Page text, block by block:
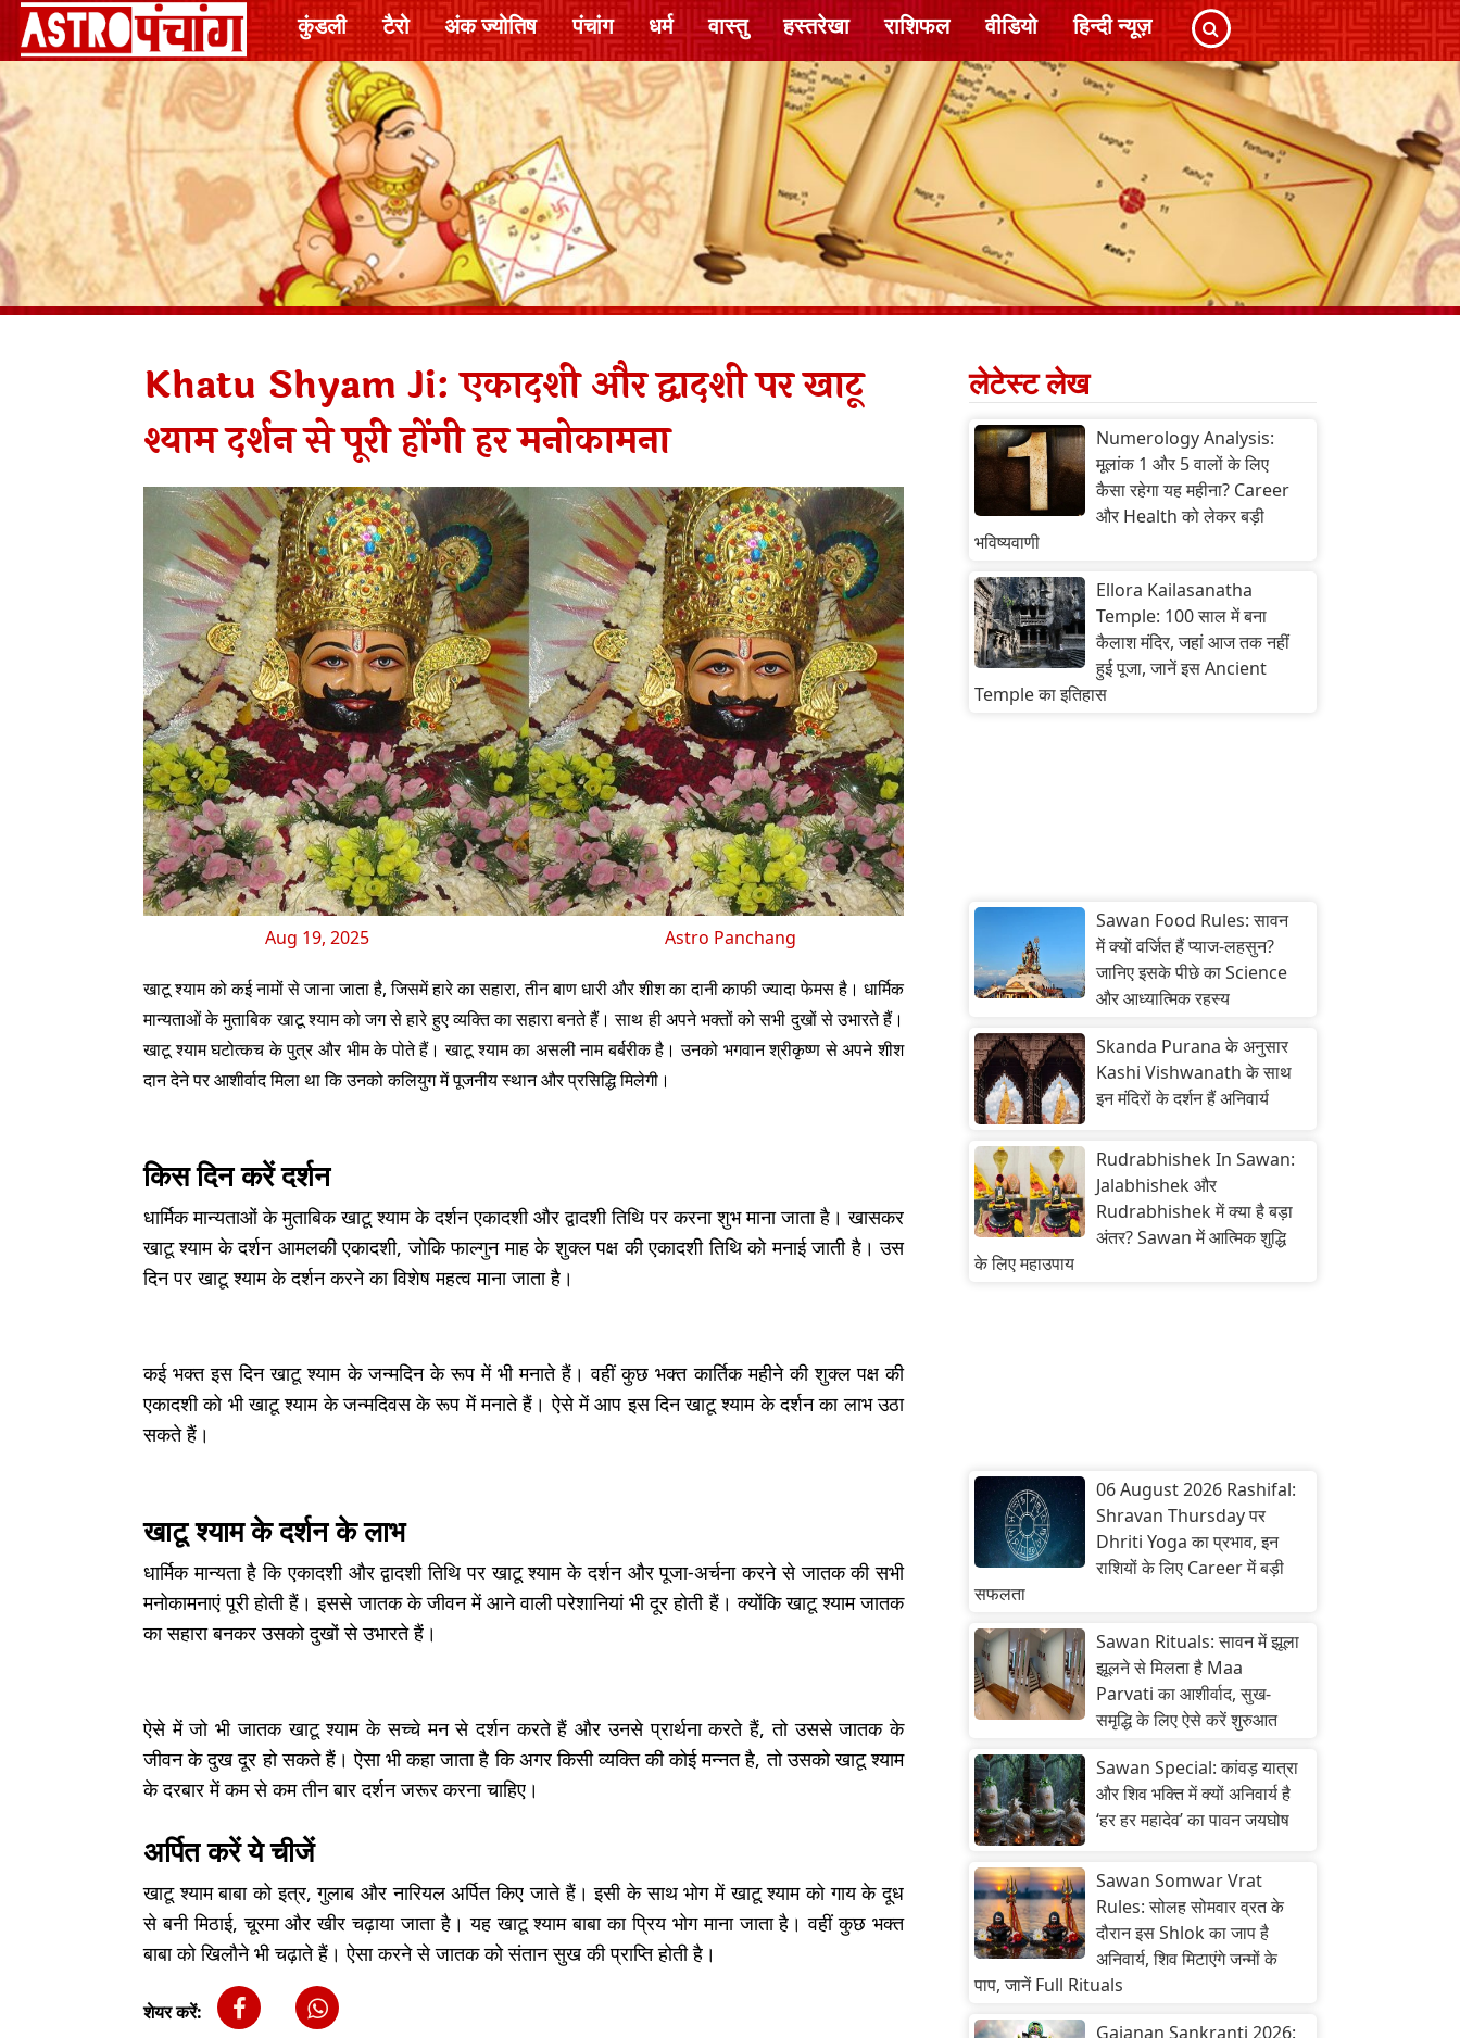
कुंडली टैरो अंक ज्योतिष पंचांग धर्म वास्तु हस्तरेखा राशिफल वीडियो हिन्दी न्यूज़
Khatu Shyam Ji: एकादशी और द्वादशी पर खाटू
श्याम दर्शन से पूरी होंगी हर मनोकामना
Aug 19, 2025 Astro Panchang
खाटू श्याम को कई नामों से जाना जाता है, जिसमें हारे का सहारा, तीन बाण धारी और शीश का दानी काफी ज्यादा फेमस है। धार्मिक
मान्यताओं के मुताबिक खाटू श्याम को जग से हारे हुए व्यक्ति का सहारा बनते हैं। साथ ही अपने भक्तों को सभी दुखों से उभारते हैं।
खाटू श्याम घटोत्कच के पुत्र और भीम के पोते हैं। खाटू श्याम का असली नाम बर्बरीक है। उनको भगवान श्रीकृष्ण से अपने शीश
दान देने पर आशीर्वाद मिला था कि उनको कलियुग में पूजनीय स्थान और प्रसिद्धि मिलेगी।
किस दिन करें दर्शन
धार्मिक मान्यताओं के मुताबिक खाटू श्याम के दर्शन एकादशी और द्वादशी तिथि पर करना शुभ माना जाता है। खासकर
खाटू श्याम के दर्शन आमलकी एकादशी, जोकि फाल्गुन माह के शुक्ल पक्ष की एकादशी तिथि को मनाई जाती है। उस
दिन पर खाटू श्याम के दर्शन करने का विशेष महत्व माना जाता है।
कई भक्त इस दिन खाटू श्याम के जन्मदिन के रूप में भी मनाते हैं। वहीं कुछ भक्त कार्तिक महीने की शुक्ल पक्ष की
एकादशी को भी खाटू श्याम के जन्मदिवस के रूप में मनाते हैं। ऐसे में आप इस दिन खाटू श्याम के दर्शन का लाभ उठा
सकते हैं।
खाटू श्याम के दर्शन के लाभ
धार्मिक मान्यता है कि एकादशी और द्वादशी तिथि पर खाटू श्याम के दर्शन और पूजा-अर्चना करने से जातक की सभी
मनोकामनाएं पूरी होती हैं। इससे जातक के जीवन में आने वाली परेशानियां भी दूर होती हैं। क्योंकि खाटू श्याम जातक
का सहारा बनकर उसको दुखों से उभारते हैं।
ऐसे में जो भी जातक खाटू श्याम के सच्चे मन से दर्शन करते हैं और उनसे प्रार्थना करते हैं, तो उससे जातक के
जीवन के दुख दूर हो सकते हैं। ऐसा भी कहा जाता है कि अगर किसी व्यक्ति की कोई मन्नत है, तो उसको खाटू श्याम
के दरबार में कम से कम तीन बार दर्शन जरूर करना चाहिए।
अर्पित करें ये चीजें
खाटू श्याम बाबा को इत्र, गुलाब और नारियल अर्पित किए जाते हैं। इसी के साथ भोग में खाटू श्याम को गाय के दूध
से बनी मिठाई, चूरमा और खीर चढ़ाया जाता है। यह खाटू श्याम बाबा का प्रिय भोग माना जाता है। वहीं कुछ भक्त
बाबा को खिलौने भी चढ़ाते हैं। ऐसा करने से जातक को संतान सुख की प्राप्ति होती है।
शेयर करें:
लेटेस्ट लेख
Numerology Analysis:
मूलांक 1 और 5 वालों के लिए
कैसा रहेगा यह महीना? Career
और Health को लेकर बड़ी
भविष्यवाणी
Ellora Kailasanatha
Temple: 100 साल में बना
कैलाश मंदिर, जहां आज तक नहीं
हुई पूजा, जानें इस Ancient
Temple का इतिहास
Sawan Food Rules: सावन
में क्यों वर्जित हैं प्याज-लहसुन?
जानिए इसके पीछे का Science
और आध्यात्मिक रहस्य
Skanda Purana के अनुसार
Kashi Vishwanath के साथ
इन मंदिरों के दर्शन हैं अनिवार्य
Rudrabhishek In Sawan:
Jalabhishek और
Rudrabhishek में क्या है बड़ा
अंतर? Sawan में आत्मिक शुद्धि
के लिए महाउपाय
06 August 2026 Rashifal:
Shravan Thursday पर
Dhriti Yoga का प्रभाव, इन
राशियों के लिए Career में बड़ी
सफलता
Sawan Rituals: सावन में झूला
झूलने से मिलता है Maa
Parvati का आशीर्वाद, सुख-
समृद्धि के लिए ऐसे करें शुरुआत
Sawan Special: कांवड़ यात्रा
और शिव भक्ति में क्यों अनिवार्य है
‘हर हर महादेव’ का पावन जयघोष
Sawan Somwar Vrat
Rules: सोलह सोमवार व्रत के
दौरान इस Shlok का जाप है
अनिवार्य, शिव मिटाएंगे जन्मों के
पाप, जानें Full Rituals
Gajanan Sankranti 2026: